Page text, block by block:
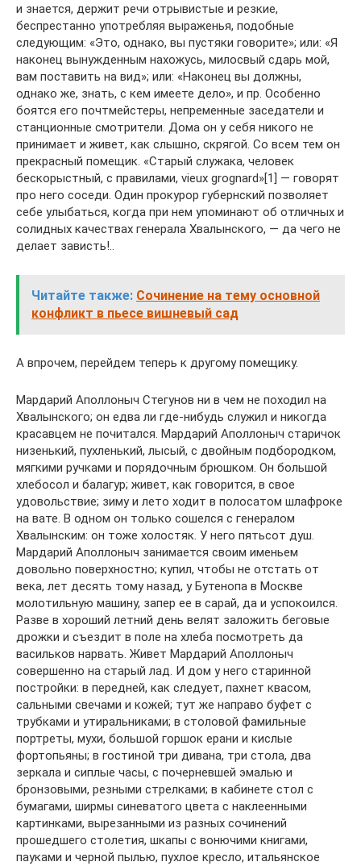
и знается, держит речи отрывистые и резкие,
беспрестанно употребляя выраженья, подобные
следующим: «Это, однако, вы пустяки говорите»; или: «Я
наконец вынужденным нахожусь, милосвый сдарь мой,
вам поставить на вид»; или: «Наконец вы должны,
однако же, знать, с кем имеете дело», и пр. Особенно
боятся его почтмейстеры, непременные заседатели и
станционные смотрители. Дома он у себя никого не
принимает и живет, как слышно, скрягой. Со всем тем он
прекрасный помещик. «Старый служака, человек
бескорыстный, с правилами, vieux grognard»[1] — говорят
про него соседи. Один прокурор губернский позволяет
себе улыбаться, когда при нем упоминают об отличных и
солидных качествах генерала Хвалынского, — да чего не
делает зависть!..
Читайте также: Сочинение на тему основной
конфликт в пьесе вишневый сад
А впрочем, перейдем теперь к другому помещику.
Мардарий Аполлоныч Стегунов ни в чем не походил на
Хвалынского; он едва ли где-нибудь служил и никогда
красавцем не почитался. Мардарий Аполлоныч старичок
низенький, пухленький, лысый, с двойным подбородком,
мягкими ручками и порядочным брюшком. Он большой
хлебосол и балагур; живет, как говорится, в свое
удовольствие; зиму и лето ходит в полосатом шлафроке
на вате. В одном он только сошелся с генералом
Хвалынским: он тоже холостяк. У него пятьсот душ.
Мардарий Аполлоныч занимается своим именьем
довольно поверхностно; купил, чтобы не отстать от
века, лет десять тому назад, у Бутенопа в Москве
молотильную машину, запер ее в сарай, да и успокоился.
Разве в хороший летний день велят заложить беговые
дрожки и съездит в поле на хлеба посмотреть да
васильков нарвать. Живет Мардарий Аполлоныч
совершенно на старый лад. И дом у него старинной
постройки: в передней, как следует, пахнет квасом,
сальными свечами и кожей; тут же направо буфет с
трубками и утиральниками; в столовой фамильные
портреты, мухи, большой горшок ерани и кислые
фортопьяны; в гостиной три дивана, три стола, два
зеркала и сиплые часы, с почерневшей эмалью и
бронзовыми, резными стрелками; в кабинете стол с
бумагами, ширмы синеватого цвета с наклеенными
картинками, вырезанными из разных сочинений
прошедшего столетия, шкапы с вонючими книгами,
пауками и черной пылью, пухлое кресло, итальянское